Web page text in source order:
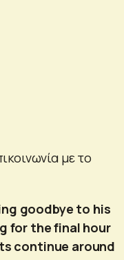
με το
goodbye to his
for the final hour
continue around